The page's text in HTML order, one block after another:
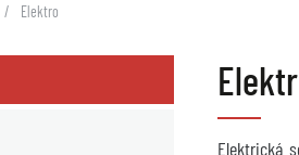
Elektro
Elektrická